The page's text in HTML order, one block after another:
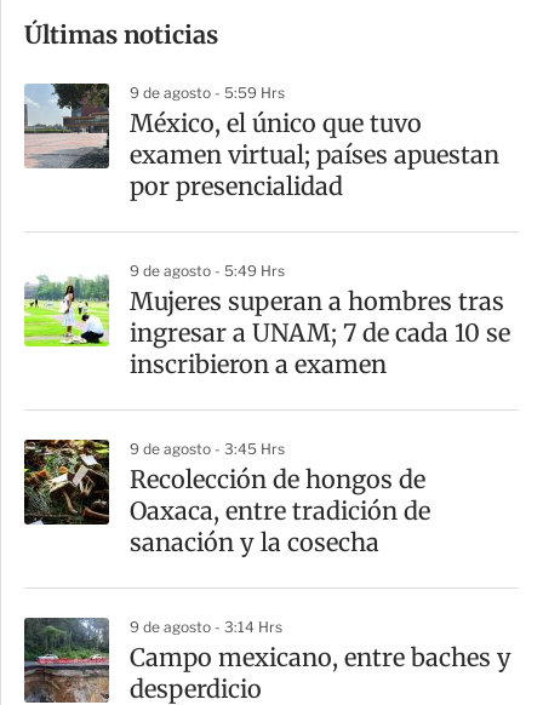
m
a
r
t
Últimas noticias
9 de agosto - 5:59 Hrs
México, el único que tuvo
examen virtual; países apuestan
por presencialidad
9 de agosto - 5:49 Hrs
Mujeres superan a hombres tras
ingresar a UNAM; 7 de cada 10 se
inscribieron a examen
9 de agosto - 3:45 Hrs
Recolección de hongos de
Oaxaca, entre tradición de
sanación y la cosecha
9 de agosto - 3:14 Hrs
Campo mexicano, entre baches y
desperdicio